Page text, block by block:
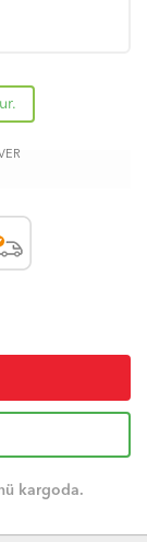
kargoda.